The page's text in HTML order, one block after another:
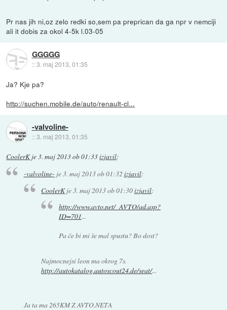
Pr nas jih ni,oz zelo redki so,sem pa preprican da ga npr v nemciji
ali it dobis za okol 4-5k l.03-05
GGGGG
::3. maj 2013, 01:35
Ja? Kje pa?
http://suchen.mobile.de/auto/renault-cl...
-valvoline-
::3. maj 2013, 01:35
CoolerKje3. maj 2013 ob 01:33izjavil:
-valvoline- je3. maj 2013 ob 01:32 izjavil:
CoolerKje3. maj 2013 ob 01:30izjavil:
http://www.avto.net/_AVTO/ad.asp?
ID=701...
Pa če bi mi še mal spustu? Bo dost?
Najmocnejsi leon ma okrog 7s.
http://autokatalog.autoscout24.de/seat/...
Ja ta ma 265KM Z AVTO.NETA